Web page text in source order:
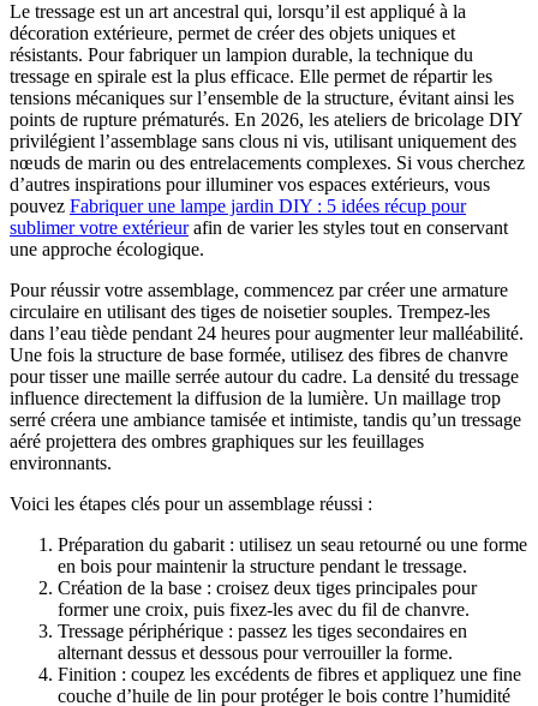
Le tressage est un art ancestral qui, lorsqu’il est appliqué à la
décoration extérieure, permet de créer des objets uniques et
résistants. Pour fabriquer un lampion durable, la technique du
tressage en spirale est la plus efficace. Elle permet de répartir les
tensions mécaniques sur l’ensemble de la structure, évitant ainsi les
points de rupture prématurés. En 2026, les ateliers de bricolage DIY
privilégient l’assemblage sans clous ni vis, utilisant uniquement des
nœuds de marin ou des entrelacements complexes. Si vous cherchez
d’autres inspirations pour illuminer vos espaces extérieurs, vous
pouvez Fabriquer une lampe jardin DIY : 5 idées récup pour
sublimer votre extérieurafin de varier les styles tout en conservant
une approche écologique.
Pour réussir votre assemblage, commencez par créer une armature
circulaire en utilisant des tiges de noisetier souples. Trempez-les
dans l’eau tiède pendant 24 heures pour augmenter leur malléabilité.
Une fois la structure de base formée, utilisez des fibres de chanvre
pour tisser une maille serrée autour du cadre. La densité du tressage
influence directement la diffusion de la lumière. Un maillage trop
serré créera une ambiance tamisée et intimiste, tandis qu’un tressage
aéré projettera des ombres graphiques sur les feuillages
environnants.
Voici les étapes clés pour un assemblage réussi :
Préparation du gabarit : utilisez un seau retourné ou une forme
en bois pour maintenir la structure pendant le tressage.
Création de la base : croisez deux tiges principales pour
former une croix, puis fixez-les avec du fil de chanvre.
Tressage périphérique : passez les tiges secondaires en
alternant dessus et dessous pour verrouiller la forme.
Finition : coupez les excédents de fibres et appliquez une fine
couche d’huile de lin pour protéger le bois contre l’humidité